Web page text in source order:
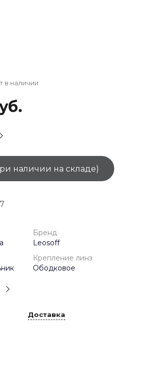
в наличии
наличии на складе)
Бренд
Leosoff
Крепление линз
Ободковое
Доставка